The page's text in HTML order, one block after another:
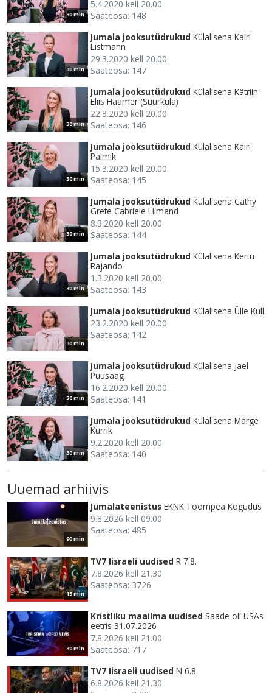
30 min
5.4.2020 kell 20.00
Saateosa: 148
30 min
Jumala jooksutüdrukud Külalisena Kairi
Listmann
29.3.2020 kell 20.00
Saateosa: 147
30 min
Jumala jooksutüdrukud Külalisena Kätriin-
Eliis Haamer (Suurküla)
22.3.2020 kell 20.00
Saateosa: 146
30 min
Jumala jooksutüdrukud Külalisena Kairi
Palmik
15.3.2020 kell 20.00
Saateosa: 145
30 min
Jumala jooksutüdrukud Külalisena Cäthy
Grete Cabriele Liimand
8.3.2020 kell 20.00
Saateosa: 144
30 min
Jumala jooksutüdrukud Külalisena Kertu
Rajando
1.3.2020 kell 20.00
Saateosa: 143
30 min
Jumala jooksutüdrukud Külalisena Ülle Kull
23.2.2020 kell 20.00
Saateosa: 142
30 min
Jumala jooksutüdrukud Külalisena Jael
Puusaag
16.2.2020 kell 20.00
Saateosa: 141
30 min
Jumala jooksutüdrukud Külalisena Marge
Kurrik
9.2.2020 kell 20.00
Saateosa: 140
Uuemad arhiivis
90 min
Jumalateenistus EKNK Toompea Kogudus
9.8.2026 kell 09.00
Saateosa: 485
15 min
TV7 Iisraeli uudised R 7.8.
7.8.2026 kell 21.30
Saateosa: 3726
30 min
Kristliku maailma uudised Saade oli USAs
eetris 31.07.2026
7.8.2026 kell 21.00
Saateosa: 717
TV7 Iisraeli uudised N 6.8.
6.8.2026 kell 21.30